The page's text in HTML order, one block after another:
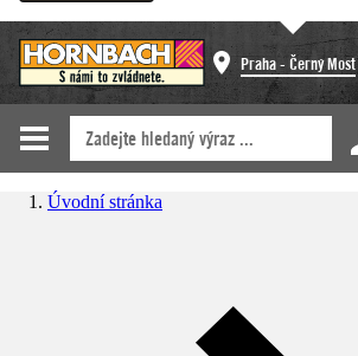
Praha - Černý Most
Úvodní stránka